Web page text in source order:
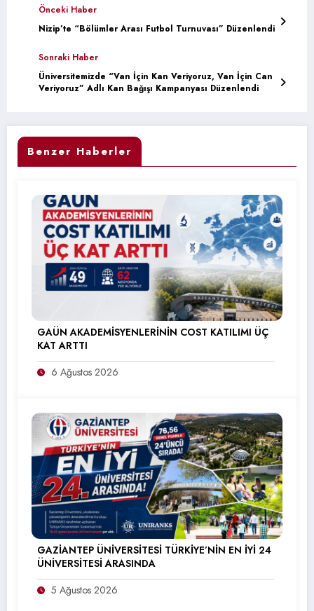
Önceki Haber
Nizip’te “Bölümler Arası Futbol Turnuvası” Düzenlendi
Sonraki Haber
Üniversitemizde “Van İçin Kan Veriyoruz, Van İçin Can
Veriyoruz” Adlı Kan Bağışı Kampanyası Düzenlendi
Benzer Haberler
GAÜN AKADEMİSYENLERİNİN COST KATILIMI ÜÇ
KAT ARTTI
6 Ağustos 2026
GAZİANTEP ÜNİVERSİTESİ TÜRKİYE’NİN EN İYİ 24
ÜNİVERSİTESİ ARASINDA
5 Ağustos 2026